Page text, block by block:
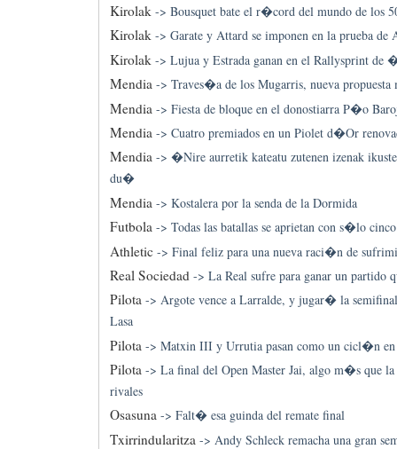
Kirolak-> Bousquet bate el r�cord del mundo de los
Kirolak-> Garate y Attard se imponen en la prueba de
Kirolak -> Lujua y Estrada ganan en el Rallysprint
Mendia-> Traves�a de los Mugarris, nueva
Mendia -> Fiesta de bloque en el donostiarra P�o
Mendia-> Cuatro premiados en un Piolet d�Or
Mendia-> �Nire aurretik kateatu zutenen izenak
du�
Mendia -> Kostalera por la senda de la Dormida
Futbola-> Todas las batallas se aprietan con s�lo
Athletic -> Final feliz para una nueva raci�n de
Real Sociedad-> La Real sufre para ganar un partido
Pilota-> Argote vence a Larralde, y jugar� la
Lasa
Pilota -> Matxin III y Urrutia pasan como un cicl�n en
Pilota-> La final del Open Master Jai, algo m�s que la
rivales
Osasuna-> Falt� esa guinda del remate final
Txirrindularitza-> Andy Schleck remacha una gran